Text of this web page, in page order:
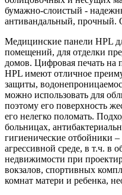
бумажно-слоистый -
антивандальный,
Медицинские панели HPL
помещений, для отделки
домов. Цифровая печать на
HPL имеют отличное
защиты,
можно использовать для
поэтому его поверхность
его нелегко поломать.
больницах,
гигиенические отбойники
агрессивной среде, в т.ч. в
недвижимости при
вокзалов, спортивных
комнат матери и ребенка,